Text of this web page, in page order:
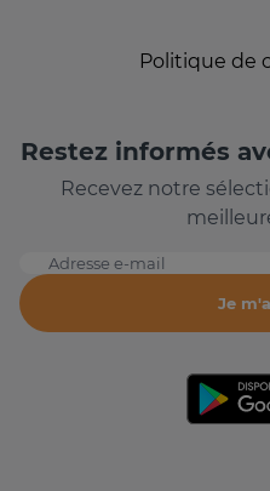
Politique de
Restez informés
Recevez notre
Adresse e-mail
Je